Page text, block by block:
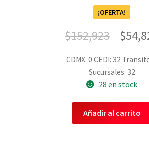
¡OFERTA!
$152,923 $
CDMX: 0 CEDI: 32
Sucursales: 32
28 en stock
Añadir al carrito